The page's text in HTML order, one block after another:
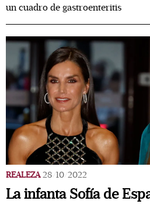
un cuadro de gastroenteritis
REALEZA 28/10/2022
La infanta Sofía de